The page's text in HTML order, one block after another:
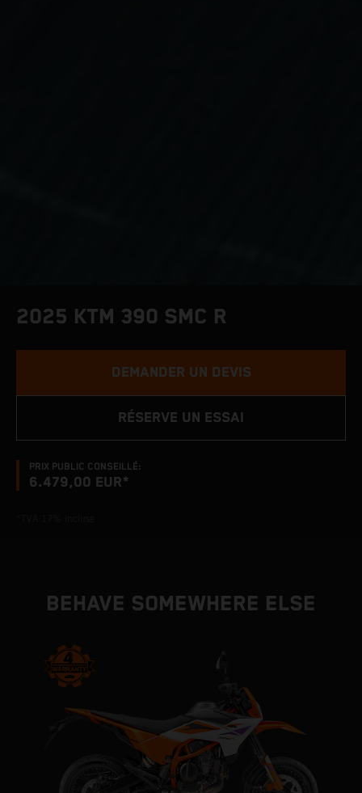
2025 KTM 390 SMC R
PRIX PUBLIC CONSEILLÉ:
6.479,00 EUR*
DEMANDER UN DEVIS
RÉSERVE UN ESSAI
BEHAVE SOMEWHERE ELSE